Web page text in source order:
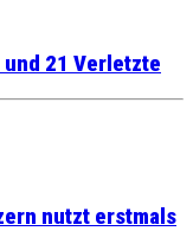
und 21 Verletzte
nutzt erstmals